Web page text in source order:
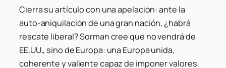
Cierra su artículo con una apelación: ante la
auto-aniquilación de una gran nación, ¿habrá
rescate liberal? Sorman cree que no vendrá de
EE.UU., sino de Europa: una Europa unida,
coherente y valiente capaz de imponer valores